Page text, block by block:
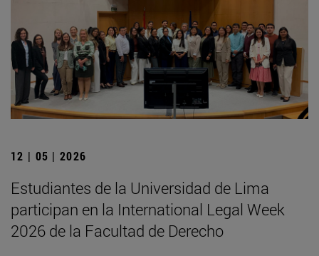
12 | 05 | 2026
Estudiantes de la Universidad de Lima
participan en la International Legal Week
2026 de la Facultad de Derecho